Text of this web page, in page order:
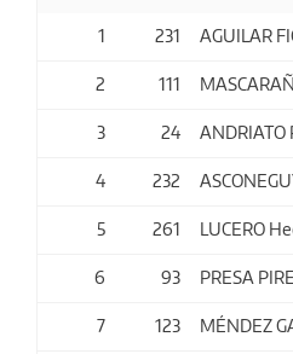
1 231 AGUILAR
2 111
3 24 ANDRIATO
4 232
5 261 LUCERO
6 93 PRESA
7 123 MÉNDEZ